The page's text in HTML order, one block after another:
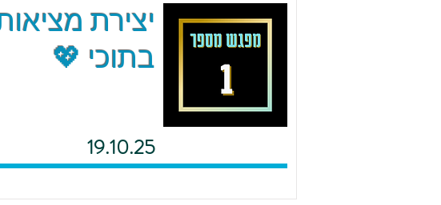
יצירת
בתוכי 💖
19.10.25